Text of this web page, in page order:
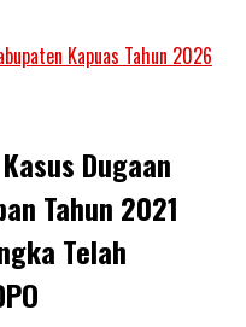
Kapuas Tahun 2026
Dugaan
Tahun 2021
Telah